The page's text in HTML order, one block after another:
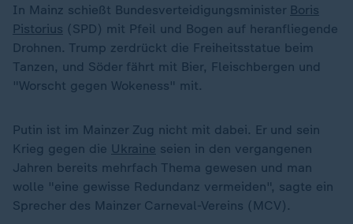
In Mainz schießt Bundesverteidigungsminister Boris
Pistorius (SPD) mit Pfeil und Bogen auf heranfliegende
Drohnen. Trump zerdrückt die Freiheitsstatue beim
Tanzen, und Söder fährt mit Bier, Fleischbergen und
"Worscht gegen Wokeness" mit.
Putin ist im Mainzer Zug nicht mit dabei. Er und sein
Krieg gegen die Ukraine seien in den vergangenen
Jahren bereits mehrfach Thema gewesen und man
wolle "eine gewisse Redundanz vermeiden", sagte ein
Sprecher des Mainzer Carneval-Vereins (MCV).